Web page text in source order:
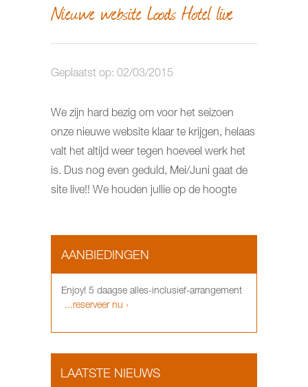
Nieuwe website Loods Hotel live
Geplaatst op: 02/03/2015
We zijn hard bezig om voor het seizoen
onze nieuwe website klaar te krijgen, helaas
valt het altijd weer tegen hoeveel werk het
is. Dus nog even geduld, Mei/Juni gaat de
site live!! We houden jullie op de hoogte
AANBIEDINGEN
Enjoy! 5 daagse alles-inclusief-arrangement
...reserveer nu ›
LAATSTE NIEUWS